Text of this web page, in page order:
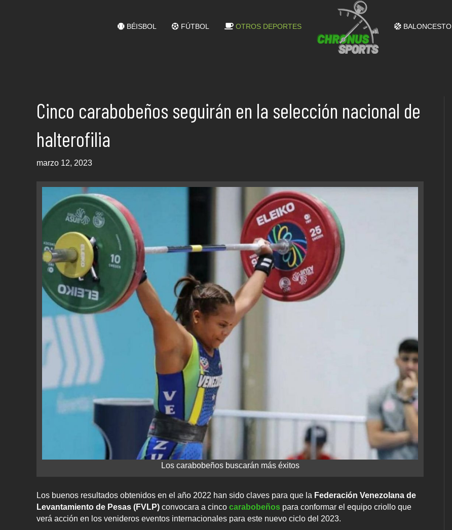
BÉISBOL FÚTBOL OTROS DEPORTES BALONCESTO
Cinco carabobeños seguirán en la selección nacional de
halterofilia
marzo 12, 2023
Los carabobeños buscarán más éxitos
Los buenos resultados obtenidos en el año 2022 han sido claves para que la Federación Venezolana de
Levantamiento de Pesas (FVLP) convocara a cinco carabobeños para conformar el equipo criollo que
verá acción en los venideros eventos internacionales para este nuevo ciclo del 2023.